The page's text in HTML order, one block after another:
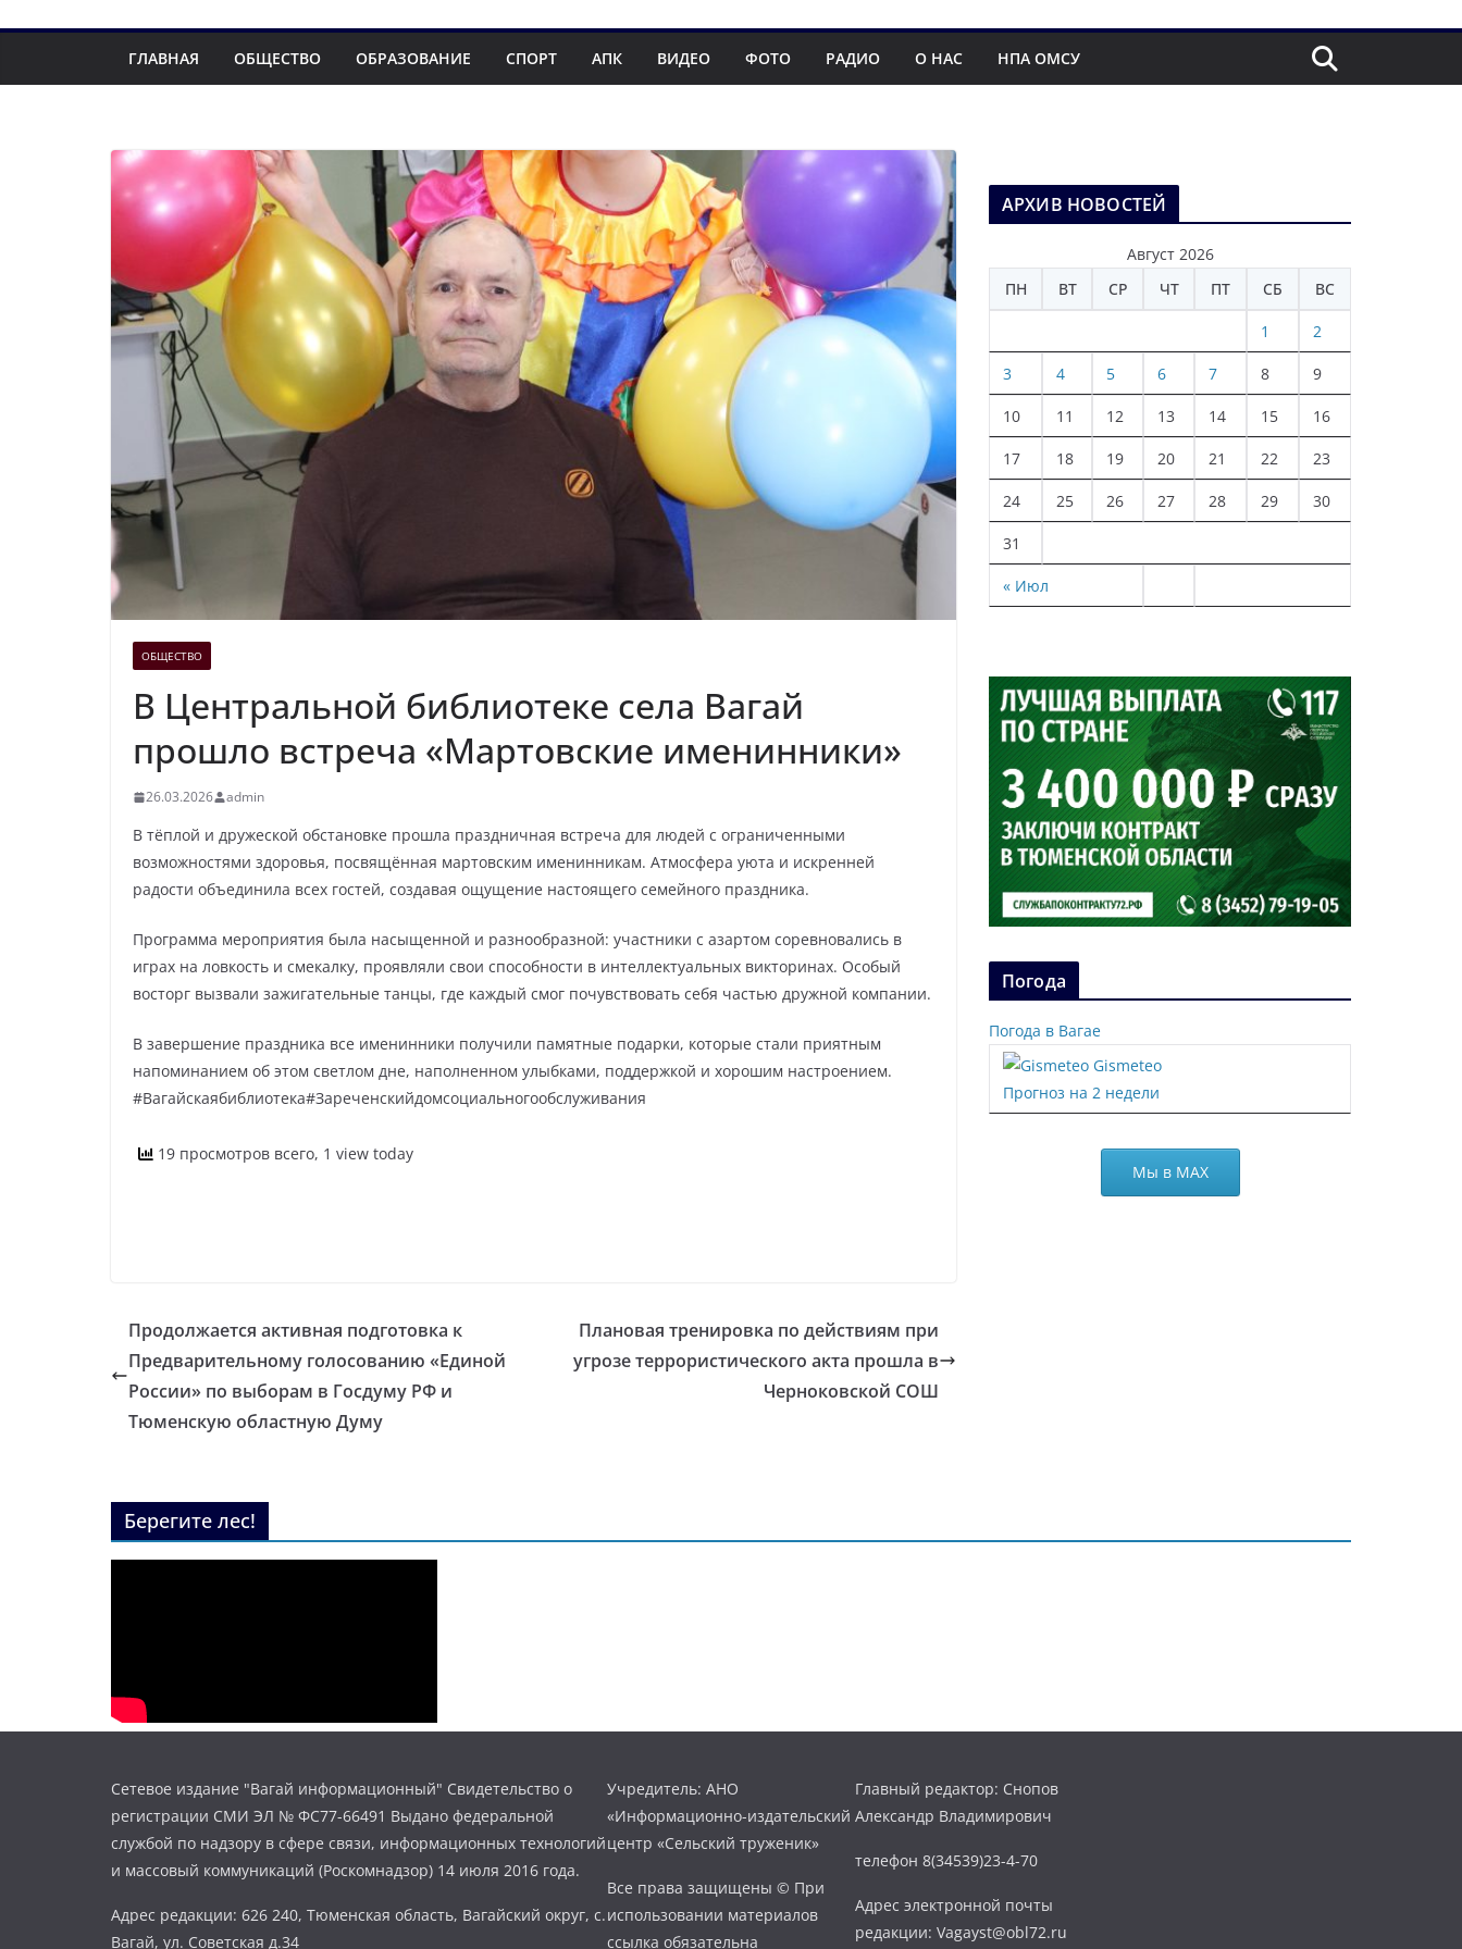
ГЛАВНАЯ ОБЩЕСТВО ОБРАЗОВАНИЕ СПОРТ АПК ВИДЕО ФОТО РАДИО О НАС НПА ОМСУ
ОБЩЕСТВО
В Центральной библиотеке села Вагай
прошло встреча «Мартовские именинники»
26.03.2026 admin
В тёплой и дружеской обстановке прошла праздничная встреча для людей с ограниченными
возможностями здоровья, посвящённая мартовским именинникам. Атмосфера уюта и искренней
радости объединила всех гостей, создавая ощущение настоящего семейного праздника.
Программа мероприятия была насыщенной и разнообразной: участники с азартом соревновались в
играх на ловкость и смекалку, проявляли свои способности в интеллектуальных викторинах. Особый
восторг вызвали зажигательные танцы, где каждый смог почувствовать себя частью дружной компании.
В завершение праздника все именинники получили памятные подарки, которые стали приятным
напоминанием об этом светлом дне, наполненном улыбками, поддержкой и хорошим настроением.
#Вагайскаябиблиотека#Зареченскийдомсоциальногообслуживания
19 просмотров всего, 1 view today
Продолжается активная подготовка к
Предварительному голосованию «Единой
России» по выборам в Госдуму РФ и
Тюменскую областную Думу
Плановая тренировка по действиям при
угрозе террористического акта прошла в
Черноковской СОШ
АРХИВ НОВОСТЕЙ
Август 2026
ПН
ВТ СР ЧТ ПТ СБ ВС
« Июл
1 2
3 4 5 6 7 8 9
10 11 12 13 14 15 16
17 18 19 20 21 22 23
24 25 26 27 28 29 30
31
Погода
Погода в Вагае
Gismeteo
Прогноз на 2 недели
Мы в МАХ
Берегите лес!
Сетевое издание "Вагай информационный" Свидетельство о
регистрации СМИ ЭЛ № ФС77-66491 Выдано федеральной
службой по надзору в сфере связи, информационных технологий
и массовый коммуникаций (Роскомнадзор) 14 июля 2016 года.
Адрес редакции: 626 240, Тюменская область, Вагайский округ, с.
Вагай, ул. Советская д.34
Учредитель: АНО
«Информационно-издательский
центр «Сельский труженик»
Все права защищены © При
использовании материалов
ссылка обязательна
Главный редактор: Снопов
Александр Владимирович
телефон 8(34539)23-4-70
Адрес электронной почты
редакции: Vagayst@obl72.ru